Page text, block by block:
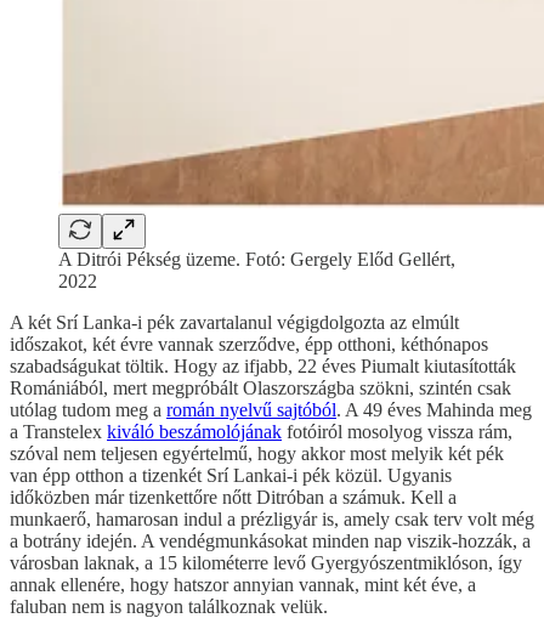
A Ditrói Pékség üzeme. Fotó: Gergely Előd Gellért,
2022
A két Srí Lanka-i pék zavartalanul végigdolgozta az elmúlt
időszakot, két évre vannak szerződve, épp otthoni, kéthónapos
szabadságukat töltik. Hogy az ifjabb, 22 éves Piumalt kiutasították
Romániából, mert megpróbált Olaszországba szökni, szintén csak
utólag tudom meg a román nyelvű sajtóból. A 49 éves Mahinda meg
a Transtelex kiváló beszámolójának fotóiról mosolyog vissza rám,
szóval nem teljesen egyértelmű, hogy akkor most melyik két pék
van épp otthon a tizenkét Srí Lankai-i pék közül. Ugyanis
időközben már tizenkettőre nőtt Ditróban a számuk. Kell a
munkaerő, hamarosan indul a prézligyár is, amely csak terv volt még
a botrány idején. A vendégmunkásokat minden nap viszik-hozzák, a
városban laknak, a 15 kilométerre levő Gyergyószentmiklóson, így
annak ellenére, hogy hatszor annyian vannak, mint két éve, a
faluban nem is nagyon találkoznak velük.